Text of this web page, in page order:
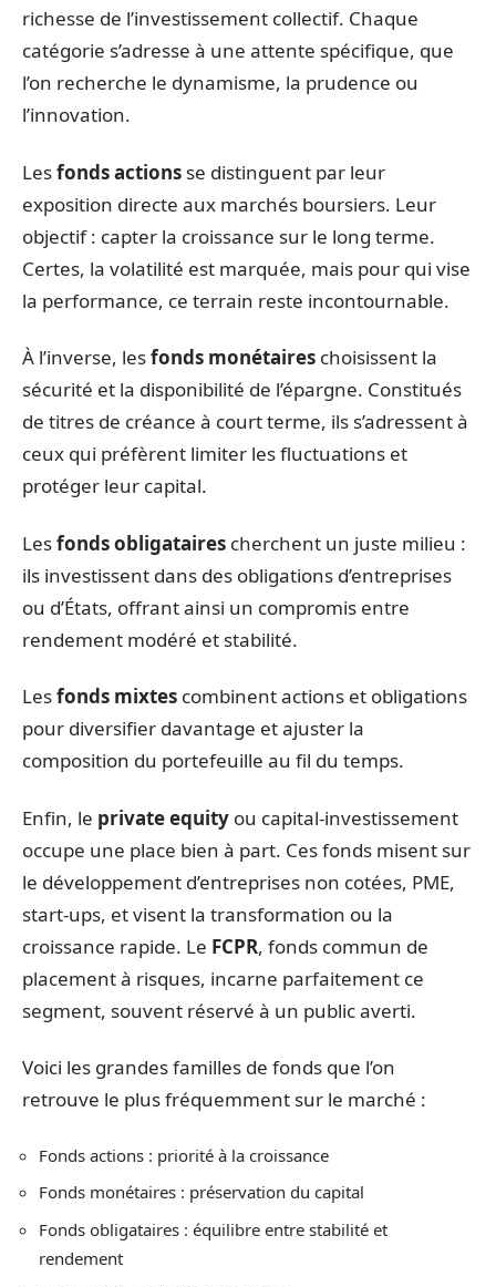
richesse de l’investissement collectif. Chaque
catégorie s’adresse à une attente spécifique, que
l’on recherche le dynamisme, la prudence ou
l’innovation.
Lesfonds actions se distinguent par leur
exposition directe aux marchés boursiers. Leur
objectif : capter la croissance sur le long terme.
Certes, la volatilité est marquée, mais pour qui vise
la performance, ce terrain reste incontournable.
À l’inverse, lesfonds monétaires choisissent la
sécurité et la disponibilité de l’épargne. Constitués
de titres de créance à court terme, ils s’adressent à
ceux qui préfèrent limiter les fluctuations et
protéger leur capital.
Lesfonds obligataires cherchent un juste milieu :
ils investissent dans des obligations d’entreprises
ou d’États, offrant ainsi un compromis entre
rendement modéré et stabilité.
Lesfonds mixtes combinent actions et obligations
pour diversifier davantage et ajuster la
composition du portefeuille au fil du temps.
Enfin, le private equity ou capital-investissement
occupe une place bien à part. Ces fonds misent sur
le développement d’entreprises non cotées, PME,
start-ups, et visent la transformation ou la
croissance rapide. Le FCPR, fonds commun de
placement à risques, incarne parfaitement ce
segment, souvent réservé à un public averti.
Voici les grandes familles de fonds que l’on
retrouve le plus fréquemment sur le marché :
Fonds actions : priorité à la croissance
Fonds monétaires : préservation du capital
Fonds obligataires : équilibre entre stabilité et
rendement